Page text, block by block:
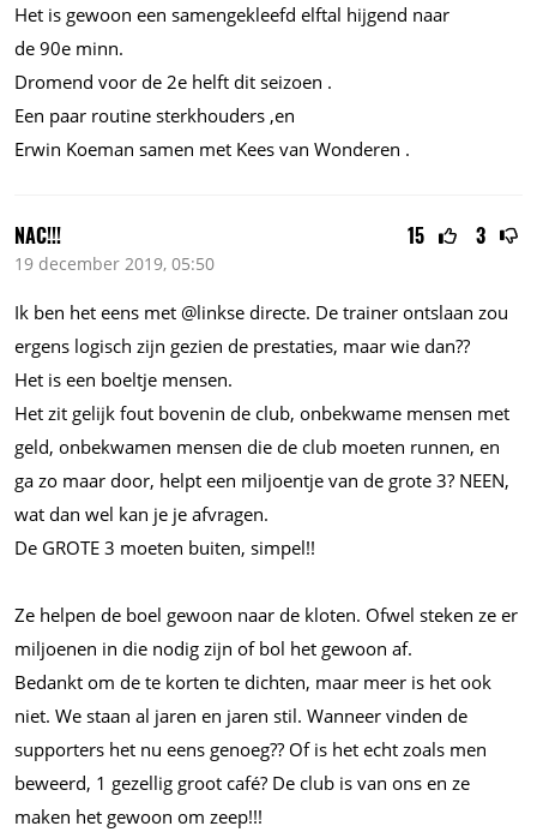
Het is gewoon een samengekleefd elftal hijgend naar
de 90e minn.
Dromend voor de 2e helft dit seizoen .
Een paar routine sterkhouders ,en
Erwin Koeman samen met Kees van Wonderen .
15 3
NAC!!!
19 december 2019, 05:50
Ik ben het eens met @linkse directe. De trainer ontslaan zou
ergens logisch zijn gezien de prestaties, maar wie dan??
Het is een boeltje mensen.
Het zit gelijk fout bovenin de club, onbekwame mensen met
geld, onbekwamen mensen die de club moeten runnen, en
ga zo maar door, helpt een miljoentje van de grote 3? NEEN,
wat dan wel kan je je afvragen.
De GROTE 3 moeten buiten, simpel!!
Ze helpen de boel gewoon naar de kloten. Ofwel steken ze er
miljoenen in die nodig zijn of bol het gewoon af.
Bedankt om de te korten te dichten, maar meer is het ook
niet. We staan al jaren en jaren stil. Wanneer vinden de
supporters het nu eens genoeg?? Of is het echt zoals men
beweerd, 1 gezellig groot café? De club is van ons en ze
maken het gewoon om zeep!!!